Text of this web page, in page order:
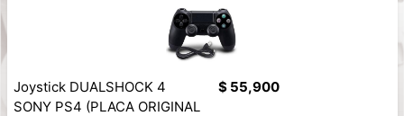
Joystick DUALSHOCK 4
SONY PS4 (PLACA ORIGINAL
$ 55,900